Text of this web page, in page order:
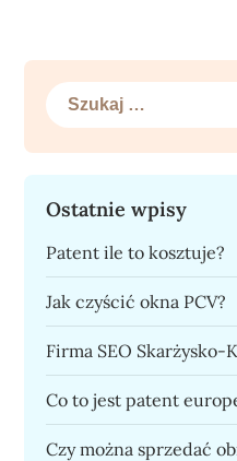
Szukaj:
Ostatnie wpisy
Patent ile to kosztuje?
Jak czyścić okna PCV?
Firma SEO Skarżysko-
Co to jest patent
Czy można sprzedać